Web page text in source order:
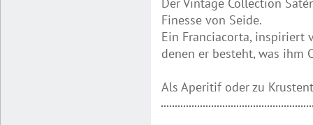
Finesse von Seide.
Ein Franciacorta, inspiriert
denen er besteht, was ihm
Als Aperitif oder zu